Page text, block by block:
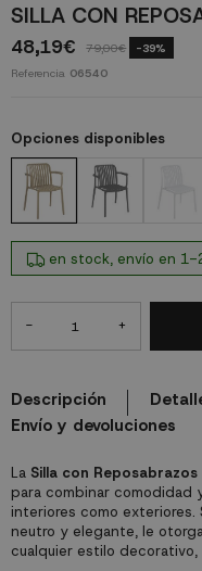
SILLA CON
48,19€ 79,00€ -39%
Referencia 06540
La Silla con
para combinar comodidad
interiores como exteriores.
neutro y elegante, le
cualquier estilo
Opciones disponibles
en stock, envío en 1-
- +
Descripción
Envío y devoluciones